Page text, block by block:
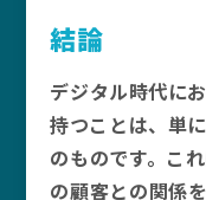
結論
デジタル時代に
持つことは、単
のものです。こ
の顧客との関係